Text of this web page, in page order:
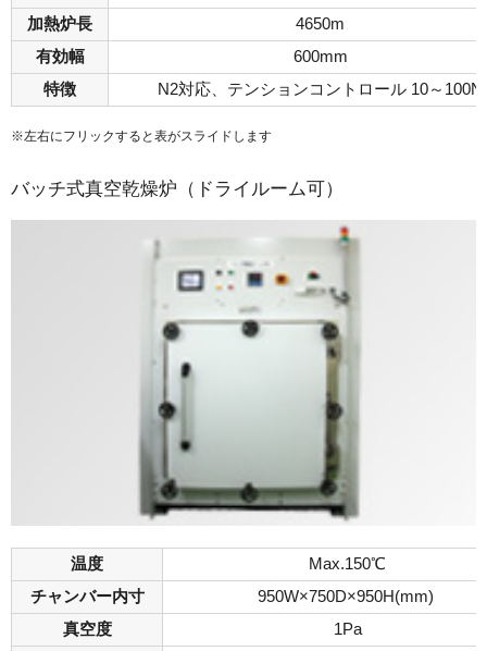
加熱炉長
4650m
有効幅
600mm
特徴
N2対応、テンションコントロール 10～100N
※左右にフリックすると表がスライドします
バッチ式真空乾燥炉（ドライルーム可）
温度
Max.150℃
チャンバー内寸
950W×750D×950H(mm)
真空度
1Pa